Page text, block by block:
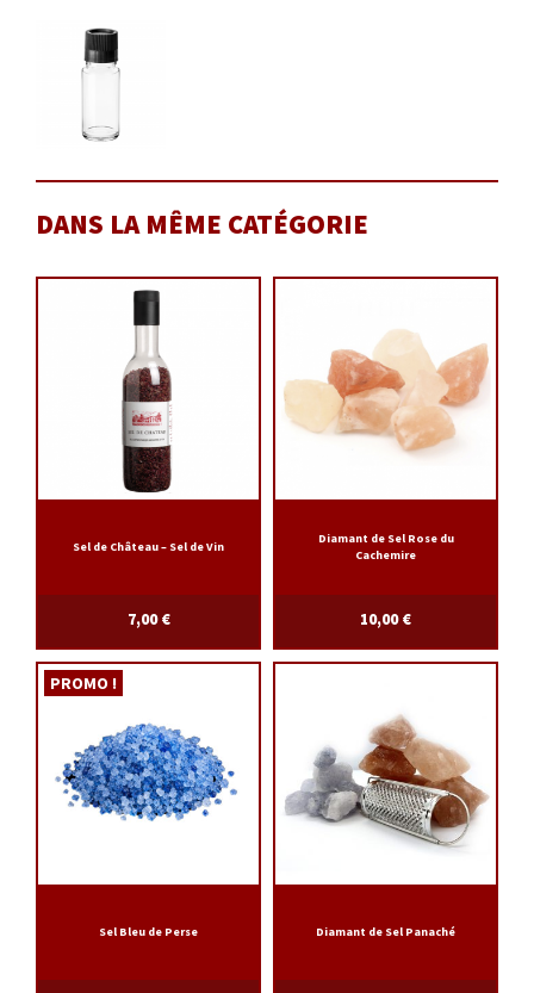
DANS LA MÊME CATÉGORIE
Sel de Château – Sel de Vin
7,00€
Diamant de Sel Rose du
Cachemire
10,00€
Sel Bleu de Perse
PROMO !
Diamant de Sel Panaché